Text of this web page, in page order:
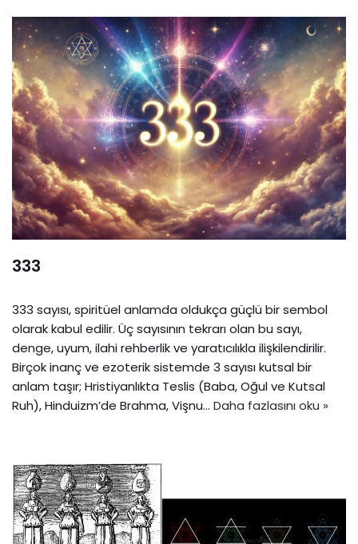
333
333 sayısı, spiritüel anlamda oldukça güçlü bir sembol
olarak kabul edilir. Üç sayısının tekrarı olan bu sayı,
denge, uyum, ilahi rehberlik ve yaratıcılıkla ilişkilendirilir.
Birçok inanç ve ezoterik sistemde 3 sayısı kutsal bir
anlam taşır; Hristiyanlıkta Teslis (Baba, Oğul ve Kutsal
Ruh), Hinduizm’de Brahma, Vişnu… Daha fazlasını oku »